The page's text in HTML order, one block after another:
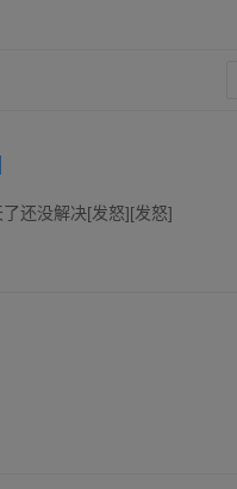
还没解决[发怒][发怒]